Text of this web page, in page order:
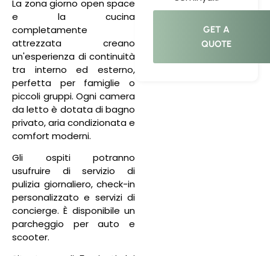
La zona giorno open space
e la cucina
completamente
attrezzata creano
un'esperienza di continuità
tra interno ed esterno,
perfetta per famiglie o
piccoli gruppi. Ogni camera
da letto è dotata di bagno
privato, aria condizionata e
comfort moderni.
Gli ospiti potranno
usufruire di servizio di
pulizia giornaliero, check-in
personalizzato e servizi di
concierge. È disponibile un
parcheggio per auto e
scooter.
GET A
QUOTE